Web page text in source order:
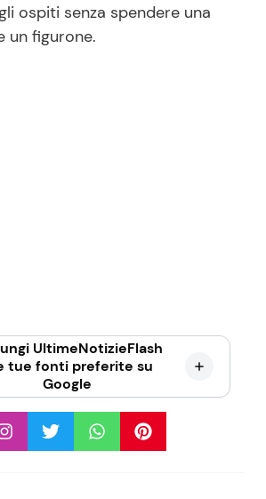
ospiti senza spendere una
un figurone.
UltimeNotizieFlash
tue fonti preferite su
Google